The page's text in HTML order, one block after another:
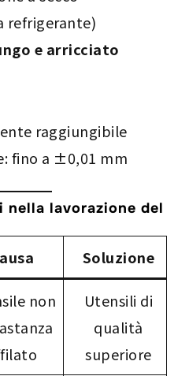
refrigerante)
e arricciato
raggiungibile
fino a ±0,01 mm
nella lavorazione del
Soluzione
non
Utensili di
qualità
superiore